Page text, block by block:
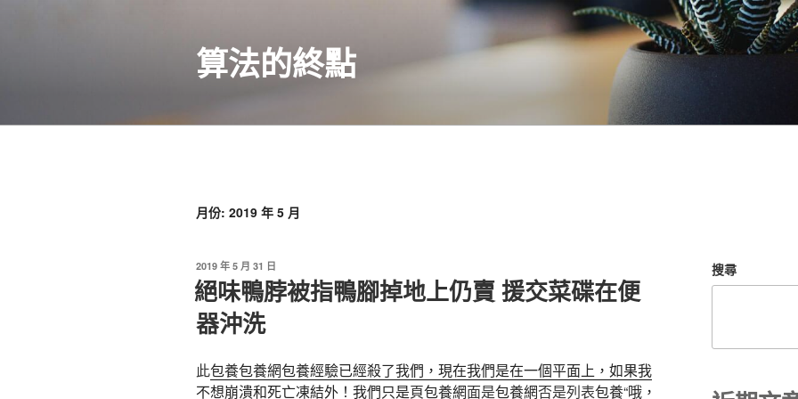
算法的終點
月份: 2019 年 5 月
發
佈
於
2019 年 5 月 31 日
絕味鴨脖被指鴨腳掉地上仍賣 援交菜碟在便
器沖洗
此包養包養網包養經驗已經殺了我們，現在我們是在一個平面上，如果我
不想崩潰和死亡凍結外！我們只是頁包養網面是包養網否是列表包養“哦，
搜尋